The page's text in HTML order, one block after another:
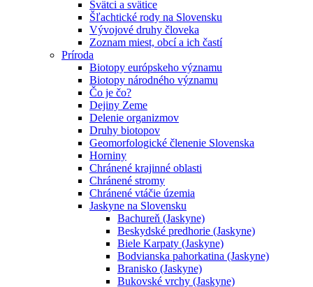
Svätci a svätice
Šľachtické rody na Slovensku
Vývojové druhy človeka
Zoznam miest, obcí a ich častí
Príroda
Biotopy európskeho významu
Biotopy národného významu
Čo je čo?
Dejiny Zeme
Delenie organizmov
Druhy biotopov
Geomorfologické členenie Slovenska
Horniny
Chránené krajinné oblasti
Chránené stromy
Chránené vtáčie územia
Jaskyne na Slovensku
Bachureň (Jaskyne)
Beskydské predhorie (Jaskyne)
Biele Karpaty (Jaskyne)
Bodvianska pahorkatina (Jaskyne)
Branisko (Jaskyne)
Bukovské vrchy (Jaskyne)